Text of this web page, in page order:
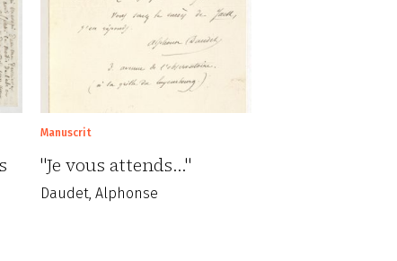
Manuscrit
"Je vous attends..."
Daudet, Alphonse